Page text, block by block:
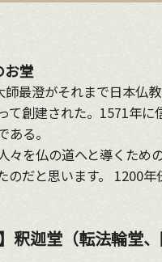
お堂
最澄がそれまで日本仏
て創建された。1571年
る。
を仏の道へと導くため
のだと思います。 1200
釈迦堂（転法輪堂